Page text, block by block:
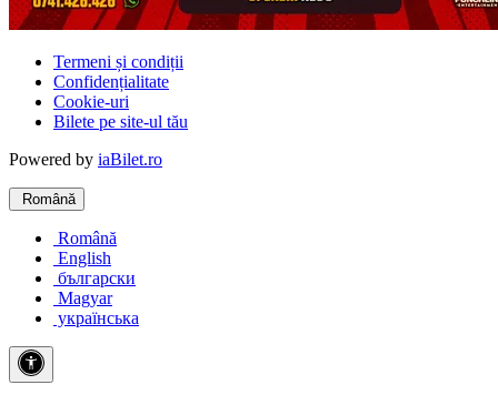
Termeni și condiții
Confidențialitate
Cookie-uri
Bilete pe site-ul tău
Powered by iaBilet.ro
Română
Română
English
български
Magyar
українська